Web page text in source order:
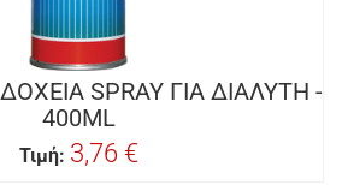
SPRAY ΓΙΑ ΔΙΑΛΥΤΗ -
400ML
Τιμή: 3,76 €